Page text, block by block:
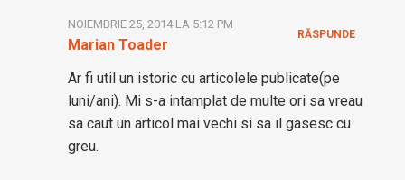
Marian Toader
NOIEMBRIE 25, 2014 LA 5:12 PM
Ar fi util un istoric cu articolele publicate(pe
luni/ani). Mi s-a intamplat de multe ori sa vreau
sa caut un articol mai vechi si sa il gasesc cu
greu.
RĂSPUNDE